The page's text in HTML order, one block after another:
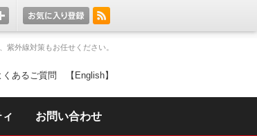
紫外線対策もお任せください。
くあるご質問 【English】
お問い合わせ